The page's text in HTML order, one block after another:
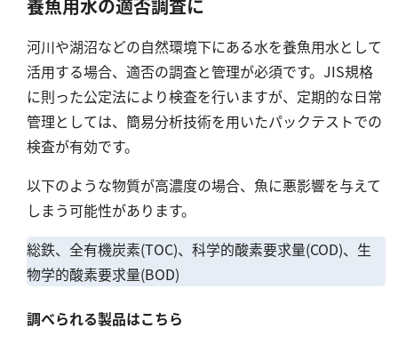
養魚用水の適否調査に
河川や湖沼などの自然環境下にある水を養魚用水として
活用する場合、適否の調査と管理が必須です。JIS規格
に則った公定法により検査を行いますが、定期的な日常
管理としては、簡易分析技術を用いたパックテストでの
検査が有効です。
以下のような物質が高濃度の場合、魚に悪影響を与えて
しまう可能性があります。
総鉄、全有機炭素(TOC)、科学的酸素要求量(COD)、生
物学的酸素要求量(BOD)
調べられる製品はこちら
濁度|色度
溶存酸素